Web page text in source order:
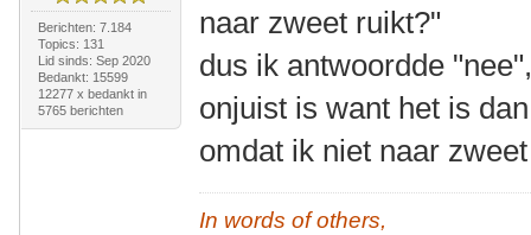
Berichten: 7.184
Topics: 131
Lid sinds: Sep 2020
Bedankt: 15599
12277 x bedankt in
5765 berichten
naar zweet ruikt?"
dus ik antwoordde
onjuist is want het is
omdat ik niet naar
In words of others,